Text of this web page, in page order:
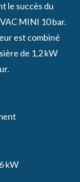
le succès du
MINI 10 bar.
est combiné
de 1,2 kW
kW